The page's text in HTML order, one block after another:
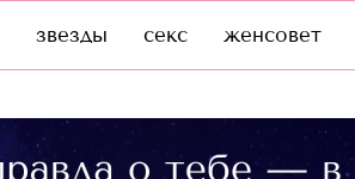
звезды секс женсовет